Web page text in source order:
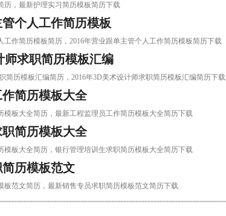
历，最新护理实习简历模板简历下载
个人工作简历模板
工作简历模板简历，2016年营业跟单主管个人工作简历模板简历下载
师求职简历模板汇编
简历模板汇编简历，2016年3D美术设计师求职简历模板汇编简历下载
简历模板大全
模板大全简历，最新工程监理员工作简历模板大全简历下载
简历模板大全
模板大全简历，银行管理培训生求职简历模板大全简历下载
历模板范文
板范文简历，最新销售专员求职简历模板范文简历下载